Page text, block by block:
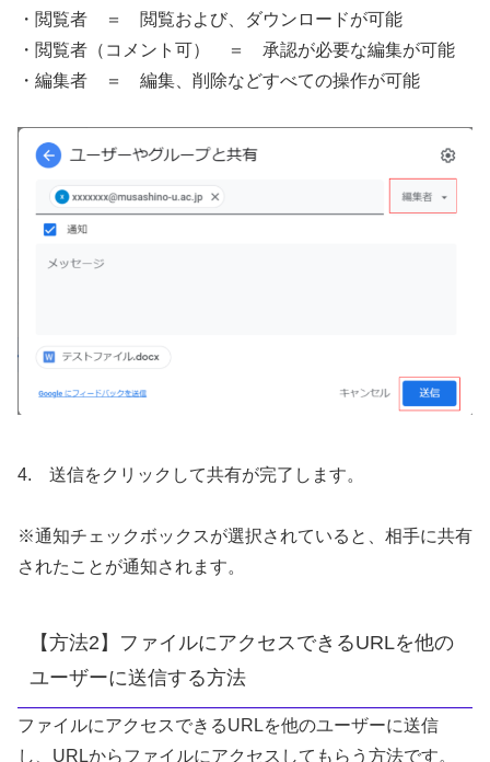
・閲覧者 ＝ 閲覧および、ダウンロードが可能
・閲覧者（コメント可） ＝ 承認が必要な編集が可能
・編集者 ＝ 編集、削除などすべての操作が可能
4. 送信をクリックして共有が完了します。
※通知チェックボックスが選択されていると、相手に共有
されたことが通知されます。
【方法2】ファイルにアクセスできるURLを他の
ユーザーに送信する方法
ファイルにアクセスできるURLを他のユーザーに送信
し、URLからファイルにアクセスしてもらう方法です。